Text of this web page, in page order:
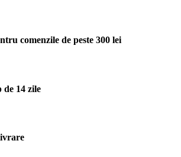
comenzile de peste 300 lei
14 zile